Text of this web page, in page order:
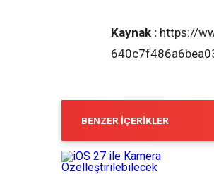
Kaynak : https://
BENZER İÇERIKLER